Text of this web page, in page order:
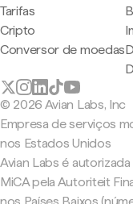
Tarifas
Cripto
Conversor de moedas
© 2026 Avian Labs, Inc
Empresa de serviços
nos Estados Unidos
Avian Labs é
MiCA pela Autoriteit